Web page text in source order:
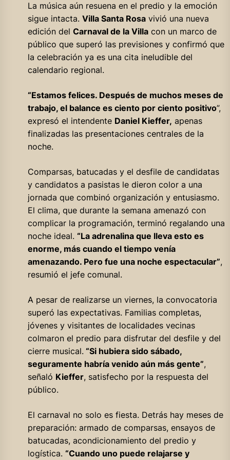
La música aún resuena en el predio y la emoción
sigue intacta. Villa Santa Rosavivió una nueva
edición del Carnaval de la Villacon un marco de
público que superó las previsiones y confirmó que
la celebración ya es una cita ineludible del
calendario regional.
“Estamos felices. Después de muchos meses de
trabajo, el balance es ciento por ciento positivo”,
expresó el intendente Daniel Kieffer, apenas
finalizadas las presentaciones centrales de la
noche.
Comparsas, batucadas y el desfile de candidatas
y candidatos a pasistas le dieron color a una
jornada que combinó organización y entusiasmo.
El clima, que durante la semana amenazó con
complicar la programación, terminó regalando una
noche ideal. “La adrenalina que lleva esto es
enorme, más cuando el tiempo venía
amenazando. Pero fue una noche espectacular”,
resumió el jefe comunal.
A pesar de realizarse un viernes, la convocatoria
superó las expectativas. Familias completas,
jóvenes y visitantes de localidades vecinas
colmaron el predio para disfrutar del desfile y del
cierre musical. “Si hubiera sido sábado,
seguramente habría venido aún más gente”,
señaló Kieffer, satisfecho por la respuesta del
público.
El carnaval no solo es fiesta. Detrás hay meses de
preparación: armado de comparsas, ensayos de
batucadas, acondicionamiento del predio y
logística. “Cuando uno puede relajarse y